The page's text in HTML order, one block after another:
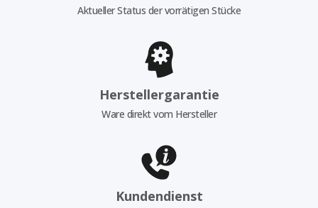
Aktueller Status der vorrätigen Stücke
Herstellergarantie
Ware direkt vom Hersteller
Kundendienst